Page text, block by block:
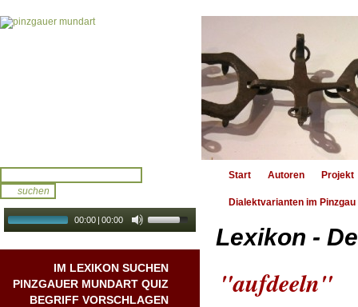
00:00 | 00:00
IM LEXIKON SUCHEN
PINZGAUER MUNDART QUIZ
BEGRIFF VORSCHLAGEN
Start Autoren Projekt
Dialektvarianten im Pinzgau
Lexikon -
"aufdeeln"